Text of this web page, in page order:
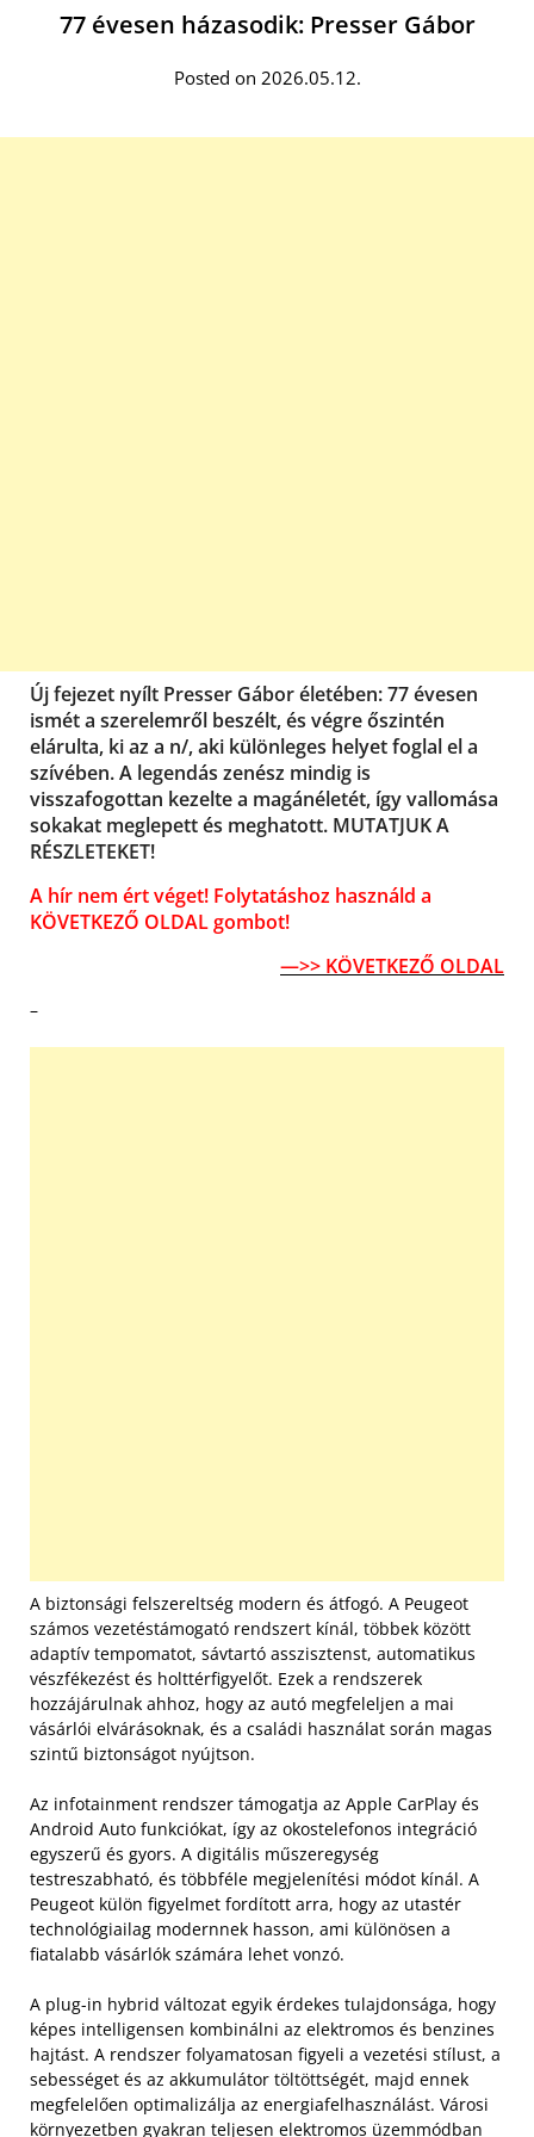
77 évesen házasodik: Presser Gábor
Posted on 2026.05.12.
Új fejezet nyílt Presser Gábor életében: 77 évesen
ismét a szerelemről beszélt, és végre őszintén
elárulta, ki az a n/, aki különleges helyet foglal el a
szívében. A legendás zenész mindig is
visszafogottan kezelte a magánéletét, így vallomása
sokakat meglepett és meghatott. MUTATJUK A
RÉSZLETEKET!
A hír nem ért véget! Folytatáshoz használd a
KÖVETKEZŐ OLDAL gombot!
—>> KÖVETKEZŐ OLDAL
–
A biztonsági felszereltség modern és átfogó. A Peugeot
számos vezetéstámogató rendszert kínál, többek között
adaptív tempomatot, sávtartó asszisztenst, automatikus
vészfékezést és holttérfigyelőt. Ezek a rendszerek
hozzájárulnak ahhoz, hogy az autó megfeleljen a mai
vásárlói elvárásoknak, és a családi használat során magas
szintű biztonságot nyújtson.
Az infotainment rendszer támogatja az Apple CarPlay és
Android Auto funkciókat, így az okostelefonos integráció
egyszerű és gyors. A digitális műszeregység
testreszabható, és többféle megjelenítési módot kínál. A
Peugeot külön figyelmet fordított arra, hogy az utastér
technológiailag modernnek hasson, ami különösen a
fiatalabb vásárlók számára lehet vonzó.
A plug-in hybrid változat egyik érdekes tulajdonsága, hogy
képes intelligensen kombinálni az elektromos és benzines
hajtást. A rendszer folyamatosan figyeli a vezetési stílust, a
sebességet és az akkumulátor töltöttségét, majd ennek
megfelelően optimalizálja az energiafelhasználást. Városi
környezetben gyakran teljesen elektromos üzemmódban